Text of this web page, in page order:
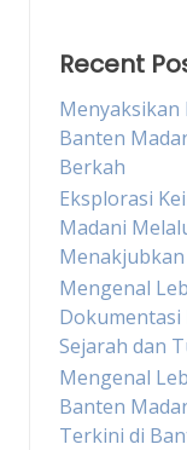
Recent
Menyaksikan
Banten
Berkah
Eksplorasi
Madani
Menakjubkan
Mengenal
Dokumentasi
Sejarah dan
Mengenal
Banten
Terkini di